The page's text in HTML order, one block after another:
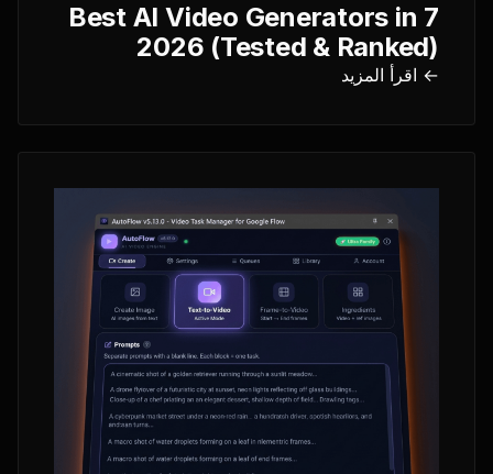
7 Best AI Video Generators in
2026 (Tested & Ranked)
← اقرأ المزيد